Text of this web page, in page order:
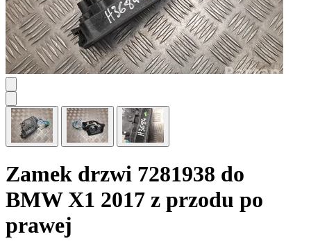
Zamek drzwi 7281938 do
BMW X1 2017 z przodu po
prawej